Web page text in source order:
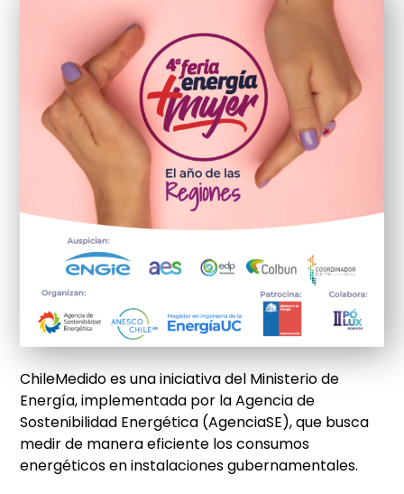
ChileMedido es una iniciativa del Ministerio de
Energía, implementada por la Agencia de
Sostenibilidad Energética (AgenciaSE), que busca
medir de manera eficiente los consumos
energéticos en instalaciones gubernamentales.